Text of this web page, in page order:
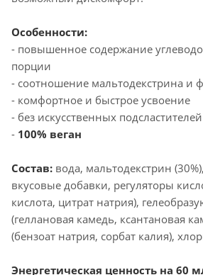
Особенности:
- повышенное содержание
порции
- соотношение мальтодекстрина и
- комфортное и быстрое усвоение
- без искусственных подсластителей
- 100% веган
Состав: вода, мальтодекстрин
вкусовые добавки, регуляторы
кислота, цитрат натрия),
(геллановая камедь, ксантановая
(бензоат натрия, сорбат калия),
Энергетическая ценность на 60